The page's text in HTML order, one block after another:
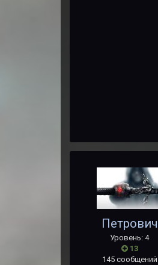
Петрович
Уровень: 4
13
145 сообщений